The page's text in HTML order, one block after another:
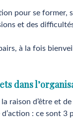
pour se former,
et des
à la fois
dans
raison d’être et
d’action : ce sont